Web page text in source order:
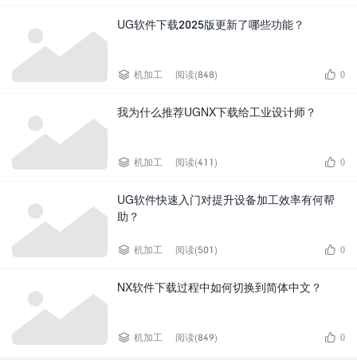
UG软件下载2025版更新了哪些功能？
 机加工 阅读(848)  0
我为什么推荐UGNX下载给工业设计师？
 机加工 阅读(411)  0
UG软件快速入门对提升设备加工效率有何帮
助？
 机加工 阅读(501)  0
NX软件下载过程中如何切换到简体中文？
 机加工 阅读(849)  0